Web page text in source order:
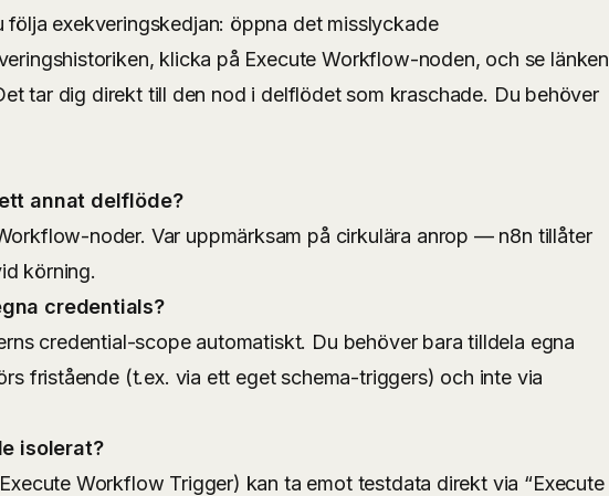
följa exekveringskedjan: öppna det misslyckade
klicka på Execute Workflow-noden, och se länken
tar dig direkt till den nod i delflödet som kraschade. Du behöver
annat delflöde?
noder. Var uppmärksam på cirkulära anrop — n8n tillåter
körning.
credentials?
credential-scope automatiskt. Du behöver bara tilldela egna
fristående (t.ex. via ett eget schema-triggers) och inte via
isolerat?
Workflow Trigger) kan ta emot testdata direkt via “Execute